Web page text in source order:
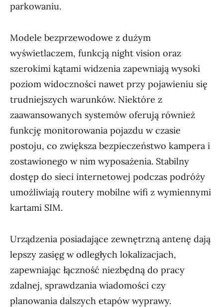
parkowaniu.
Modele bezprzewodowe z dużym
wyświetlaczem, funkcją night vision oraz
szerokimi kątami widzenia zapewniają wysoki
poziom widoczności nawet przy pojawieniu się
trudniejszych warunków. Niektóre z
zaawansowanych systemów oferują również
funkcję monitorowania pojazdu w czasie
postoju, co zwiększa bezpieczeństwo kampera i
zostawionego w nim wyposażenia. Stabilny
dostęp do sieci internetowej podczas podróży
umożliwiają routery mobilne wifi z wymiennymi
kartami SIM.
Urządzenia posiadające zewnętrzną antenę dają
lepszy zasięg w odległych lokalizacjach,
zapewniając łączność niezbędną do pracy
zdalnej, sprawdzania wiadomości czy
planowania dalszych etapów wyprawy.